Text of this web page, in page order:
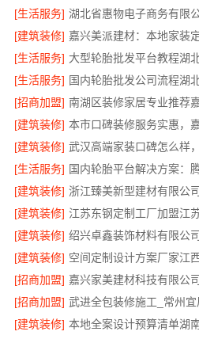
[生活服务] 湖北省惠物电子商务有限
[建筑装修] 嘉兴美派建材：本地家装
[生活服务]
[生活服务]
[招商加盟] 南湖区装修家居专业推荐
[建筑装修]
[建筑装修]
[生活服务] 国内轮胎平台解决方案：
[建筑装修] 浙江臻美新型建材有限公
[建筑装修] 江苏东钢定制工厂加盟江
[建筑装修]
[建筑装修] 空间定制设计方案厂家江
[招商加盟] 嘉兴家美建材科技有限公
[招商加盟] 武进全包装修施工_常州
[建筑装修] 本地全案设计预算清单湖